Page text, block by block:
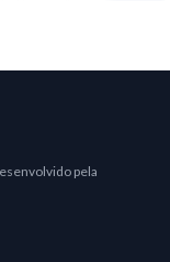
pela